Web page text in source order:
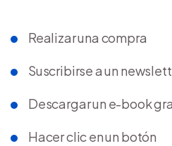
Realizar una compra
Suscribirse a un
Descargar un e-book
Hacer clic en un botón